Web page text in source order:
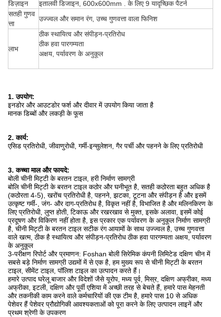
डिज़ाइन
इतालवी डिजाइन, 600x600mm . के लिए 9 यादृच्छिक पैटर्न
सतही गुणव
त्ता
उज्ज्वल और समान रंग, उच्च गुणवत्ता वाला फिनिश
लाभ
ठीक स्थायित्व और संपीड़न-प्रतिरोध
ठीक हवा पारगम्यता
अक्षय, पर्यावरण के अनुकूल
1. उपयोग:
इनडोर और आउटडोर फर्श और दीवार में उपयोग किया जाता है
मानक डिब्बों और लकड़ी के फूस
2. कार्य:
एसिड प्रतिरोधी, जीवाणुरोधी, गर्मी-इन्सुलेशन, गैर पर्ची और पहनने के लिए प्रतिरोधी
3. कच्चा माल और फायदे:
बोली चीनी मिट्टी के बरतन टाइल, हरी निर्माण सामग्री
बोलि चीनी मिट्टी के बरतन टाइल कठोर और घनीभूत है, सतही कठोरता बहुत अधिक है
(कठोरता 4-5), खरोंच प्रतिरोधी है, पहनने, झटका, टूटना और संपीड़न है और इसमें
उत्कृष्ट गर्मी-, जंग- और दाग-प्रतिरोध है, विकृत नहीं है, विभाजित है और मलिनकिरण के
लिए प्रतिरोधी, लुप्त होती, टिकाऊ और रखरखाव से मुक्त, इसके अलावा, इसमें कोई
प्रदूषण और विकिरण नहीं होता है, इस प्रकार एक पर्यावरण के अनुकूल निर्माण सामग्री
है, चीनी मिट्टी के बरतन टाइल सटीक रंग आयामों के साथ उज्ज्वल है, उच्च गुणवत्ता
वाले खत्म, ठीक है स्थायित्व और संपीड़न-प्रतिरोध ठीक हवा पारगम्यता अक्षय, पर्यावरण
के अनुकूल
3-परीक्षण रिपोर्ट और प्रमाणन: Foshan बोली सिरेमिक कंपनी लिमिटेड दक्षिण चीन में
सबसे बड़े निर्माण सामग्री उद्यमों में से एक है, हम मुख्य रूप से चीनी मिट्टी के बरतन
टाइल, सीमेंट टाइल, पॉलिश टाइल का उत्पादन करते हैं।
हमारे उत्पाद घरेलू बाजार और विदेशों जैसे यूरोप, मध्य पूर्व, मिस्र, दक्षिण अफ्रीका, मध्य
अफ्रीका, इटली, दक्षिण और पूर्वी एशिया में अच्छी तरह से बेचते हैं, हमारे पास मेहनती
और तकनीकी काम करने वाले कर्मचारियों की एक टीम है, हमारे पास 10 से अधिक
पेशेवर हैं पेशेवर प्रौद्योगिकी आवश्यकताओं को पूरा करने के लिए उत्पादन लाइनें और
प्रथम श्रेणी के उपकरण